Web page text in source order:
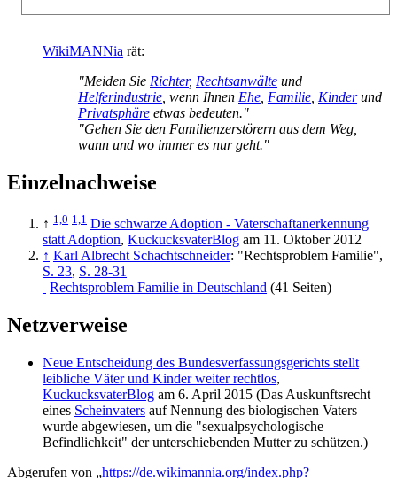
WikiMANNia rät:
"Meiden Sie Richter, Rechtsanwälte und
Helferindustrie , wenn Ihnen Ehe Familie Kinderund
Privatsphäre etwas bedeuten."
"Gehen Sie den Familienzerstörern aus dem Weg,
wann und wo immer es nur geht."
Einzelnachweise
↑ 1,0 1,1 Die schwarze Adoption - Vaterschaftanerkennung
statt Adoption, KuckucksvaterBlog am 11. Oktober 2012
↑ Karl Albrecht Schachtschneider: "Rechtsproblem Familie",
S. 23, S. 28-31
Rechtsproblem Familie in Deutschland (41 Seiten)
Netzverweise
Neue Entscheidung des Bundesverfassungsgerichts stellt
leibliche Väter und Kinder weiter rechtlos,
KuckucksvaterBlog am 6. April 2015 (Das Auskunftsrecht
eines Scheinvaters auf Nennung des biologischen Vaters
wurde abgewiesen, um die "sexual­psychologische
Befindlichkeit" der unterschiebenden Mutter zu schützen.)
Abgerufen von „https://de.wikimannia.org/index.php?